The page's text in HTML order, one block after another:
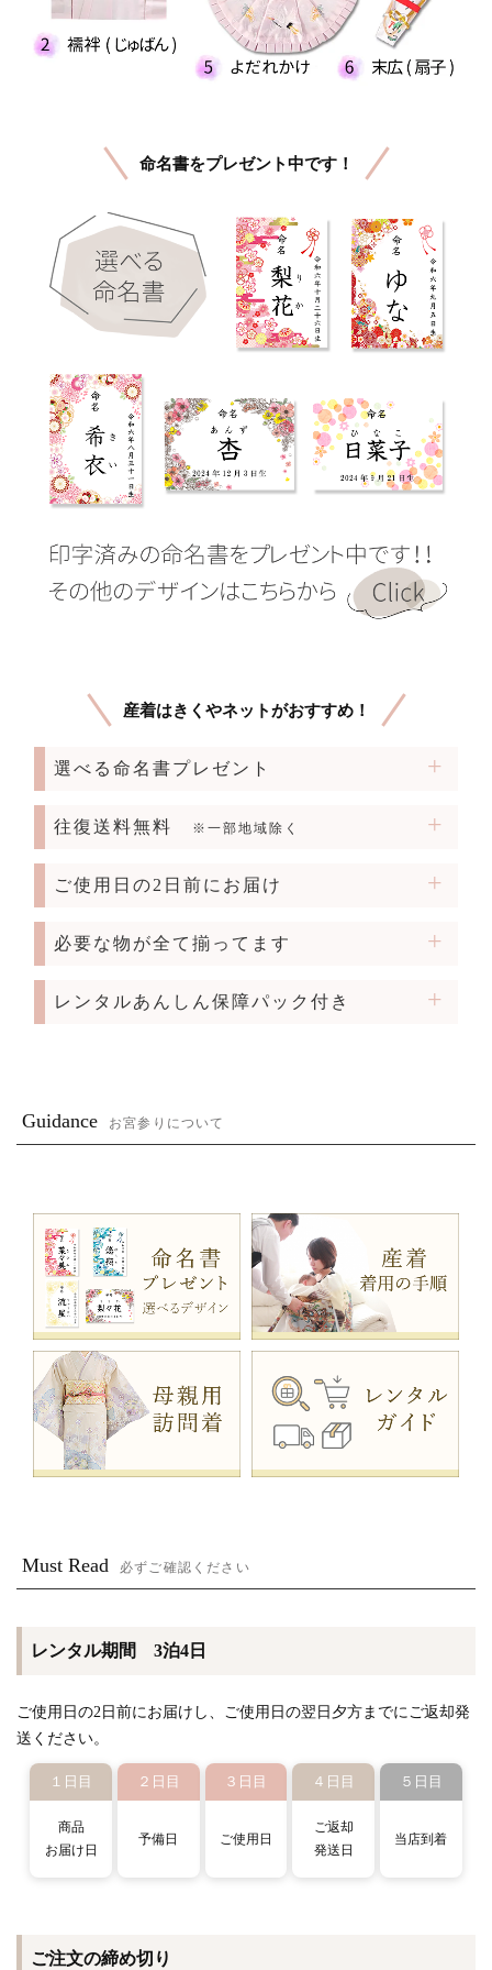
命名書をプレゼント中です！
産着はきくやネットがおすすめ！
選べる命名書プレゼント
往復送料無料 ※一部地域除く
ご使用日の2日前にお届け
必要な物が全て揃ってます
レンタルあんしん保障パック付き
Guidance お宮参りについて
Must Read 必ずご確認ください
レンタル期間 3泊4日
ご使用日の2日前にお届けし、ご使用日の翌日夕方までにご返却発
送ください。
１日目
商品
お届け日
２日目
予備日
３日目
ご使用日
４日目
ご返却
発送日
５日目
当店到着
ご注文の締め切り